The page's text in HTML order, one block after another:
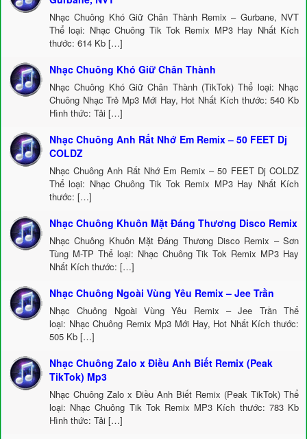
Nhạc Chuông Khó Giữ Chân Thành Remix – Gurbane, NVT
Thể loại: Nhạc Chuông Tik Tok Remix MP3 Hay Nhất Kích
thước: 614 Kb […]
Nhạc Chuông Khó Giữ Chân Thành
Nhạc Chuông Khó Giữ Chân Thành (TikTok) Thể loại: Nhạc
Chuông Nhạc Trẻ Mp3 Mới Hay, Hot Nhất Kích thước: 540 Kb
Hình thức: Tải […]
Nhạc Chuông Anh Rất Nhớ Em Remix – 50 FEET Dj
COLDZ
Nhạc Chuông Anh Rất Nhớ Em Remix – 50 FEET Dj COLDZ
Thể loại: Nhạc Chuông Tik Tok Remix MP3 Hay Nhất Kích
thước: […]
Nhạc Chuông Khuôn Mặt Đáng Thương Disco Remix
Nhạc Chuông Khuôn Mặt Đáng Thương Disco Remix – Sơn
Tùng M-TP Thể loại: Nhạc Chuông Tik Tok Remix MP3 Hay
Nhất Kích thước: […]
Nhạc Chuông Ngoài Vùng Yêu Remix – Jee Trần
Nhạc Chuông Ngoài Vùng Yêu Remix – Jee Trần Thể
loại: Nhạc Chuông Remix Mp3 Mới Hay, Hot Nhất Kích thước:
505 Kb […]
Nhạc Chuông Zalo x Điều Anh Biết Remix (Peak
TikTok) Mp3
Nhạc Chuông Zalo x Điều Anh Biết Remix (Peak TikTok) Thể
loại: Nhạc Chuông Tik Tok Remix MP3 Kích thước: 783 Kb
Hình thức: Tải […]